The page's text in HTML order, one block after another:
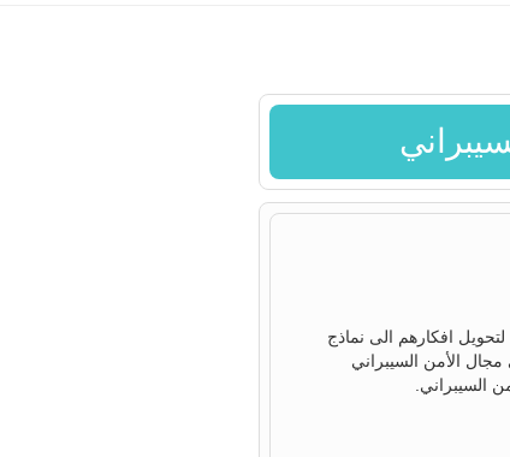
افكارهم الى نماذج
الأمن السيبراني
السيبراني.